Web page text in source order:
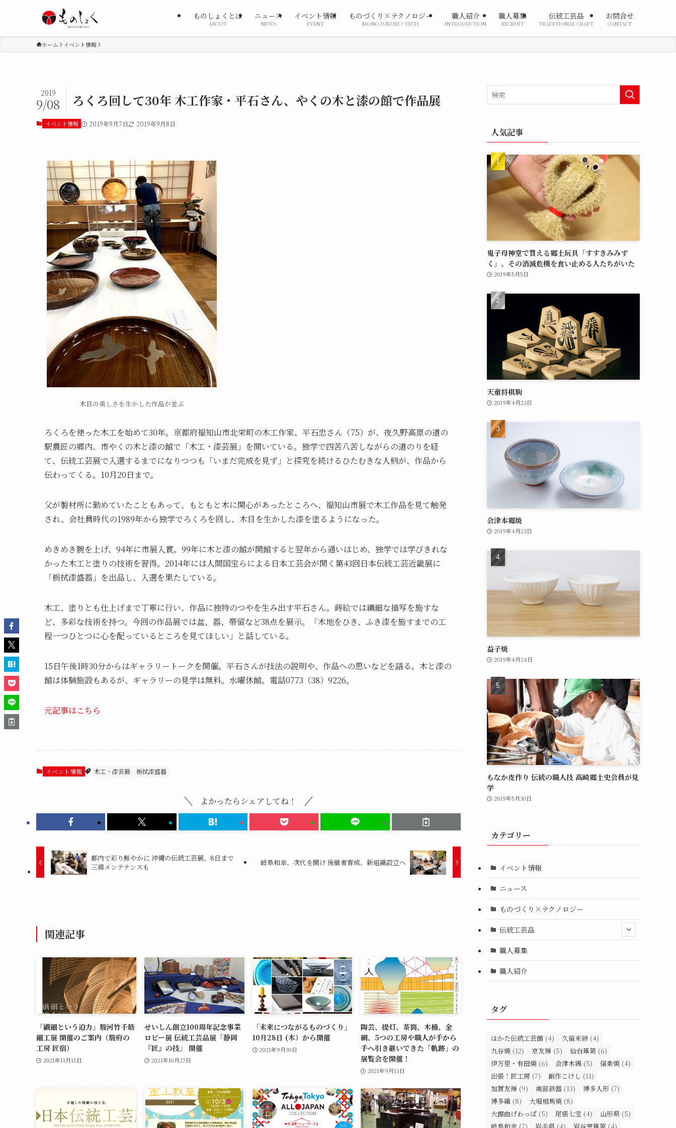
ものしょくとは
ABOUT
ニュース
NEWS
イベント情報
EVENT
ものづくり×テクノロジー
MONOZUKURI×TECH
職人紹介
INTRODUCTION
職人募集
RECRUIT
伝統工芸品
TRADITIONAL CRAFT
お問合せ
CONTACT
ホーム イベント情報
ろくろ回して30年 木工作家・平石さん、やくの木と漆の館で作品展
2019
9/08
イベント情報 2019年9月7日 2019年9月8日
木目の美しさを生かした作品が並ぶ
ろくろを使った木工を始めて30年。京都府福知山市北栄町の木工作家、平石忠さん（75）が、夜久野高原の道の
駅農匠の郷内、市やくの木と漆の館で「木工・漆芸展」を開いている。独学で四苦八苦しながらの道のりを経
て、伝統工芸展で入選するまでになりつつも「いまだ完成を見ず」と探究を続けるひたむきな人柄が、作品から
伝わってくる。10月20日まで。
父が製材所に勤めていたこともあって、もともと木に関心があったところへ、福知山市展で木工作品を見て触発
され、会社員時代の1989年から独学でろくろを回し、木目を生かした漆を塗るようになった。
めきめき腕を上げ、94年に市展入賞。99年に木と漆の館が開館すると翌年から通いはじめ、独学では学びきれな
かった木工と塗りの技術を習得。2014年には人間国宝らによる日本工芸会が開く第43回日本伝統工芸近畿展に
「栃拭漆盛器」を出品し、入選を果たしている。
木工、塗りとも仕上げまで丁寧に行い、作品に独特のつやを生み出す平石さん。蒔絵では繊細な描写を施すな
ど、多彩な技術を持つ。今回の作品展では盆、器、帯留など38点を展示。「木地をひき、ふき漆を施すまでの工
程一つひとつに心を配っているところを見てほしい」と話している。
15日午後1時30分からはギャラリートークを開催。平石さんが技法の説明や、作品への思いなどを語る。木と漆の
館は体験施設もあるが、ギャラリーの見学は無料。水曜休館。電話0773（38）9226。
元記事はこちら
イベント情報 木工・漆芸展 栃拭漆盛器
よかったらシェアしてね！
都内で彩り鮮やかに 沖縄の伝統工芸展、8日まで
三線メンテナンスも
岐阜和傘、次代を開け 後継者育成、新組織設立へ
関連記事
「繊細という迫力」駿河竹千筋
細工展 開催のご案内（駿府の
工房 匠宿）
2021年11月15日
せいしん創立100周年記念事業
ロビー展 伝統工芸品展「静岡
『匠』の技」 開催
2021年10月27日
「未来につながるものづくり」
10月28日 (木）から開催
2021年9月30日
陶芸、提灯、茶筒、木桶、金
網、5つの工房や職人が手から
手へ引き継いできた「軌跡」の
展覧会を開催！
2021年9月13日
人気記事
鬼子母神堂で買える郷土玩具「すすきみみず
く」、その消滅危機を食い止める人たちがいた
2019年5月5日
天童将棋駒
2019年4月23日
会津本郷焼
2019年4月23日
益子焼
2019年4月24日
もなか皮作り 伝統の職人技 高崎郷土史会員が見
学
2019年5月30日
カテゴリー
イベント情報
ニュース
ものづくり×テクノロジー
伝統工芸品
職人募集
職人紹介
タグ
はかた伝統工芸館 (4) 久留米絣 (4)
九谷焼 (12) 京友禅 (5) 仙台箪笥 (6)
伊万里・有田焼 (6) 会津木綿 (5) 信楽焼 (4)
出張！匠工房 (7) 創作こけし (11)
加賀友禅 (9) 南部鉄器 (13) 博多人形 (7)
博多織 (8) 大堀相馬焼 (8)
大館曲げわっぱ (5) 尾張七宝 (4) 山形県 (5)